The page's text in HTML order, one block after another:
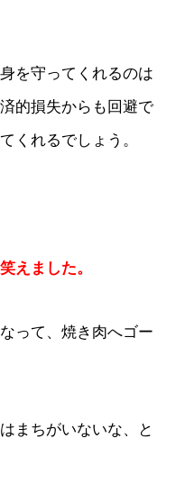
を守ってくれるのは
的損失からも回避で
くれるでしょう。
えました。
って、焼き肉へゴー
まちがいないな、と